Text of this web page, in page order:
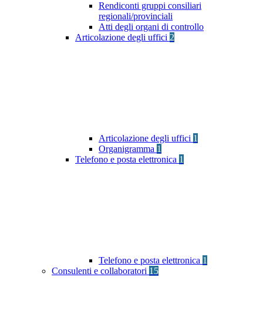
Rendiconti gruppi consiliari
regionali/provinciali
Atti degli organi di controllo
Articolazione degli uffici 2
Articolazione degli uffici 1
Organigramma 1
Telefono e posta elettronica 1
Telefono e posta elettronica 1
Consulenti e collaboratori 15